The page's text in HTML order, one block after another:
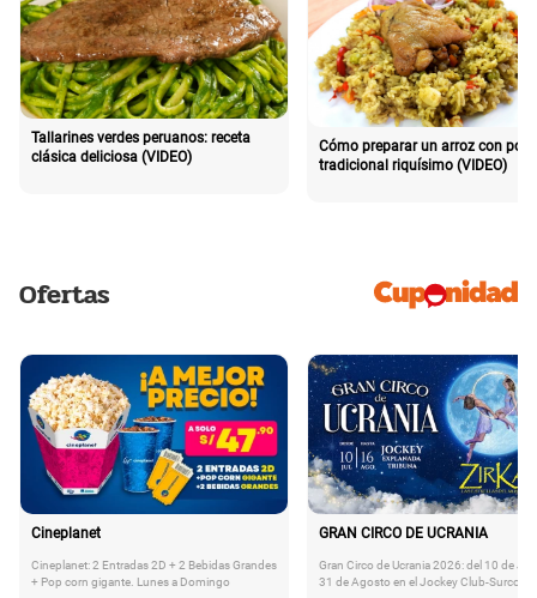
Tallarines verdes peruanos: receta
clásica deliciosa (VIDEO)
Cómo preparar un arroz con pollo
tradicional riquísimo (VIDEO)
Ofertas
Cineplanet
Cineplanet: 2 Entradas 2D + 2 Bebidas Grandes
+ Pop corn gigante. Lunes a Domingo
GRAN CIRCO DE UCRANIA
Gran Circo de Ucrania 2026: del 10 de
31 de Agosto en el Jockey Club-Surco